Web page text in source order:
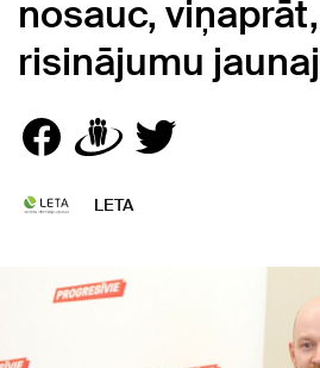
nosauc,
risinājumu
LETA